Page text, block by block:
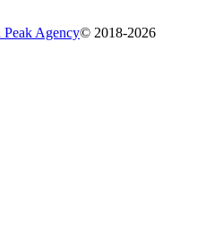
Peak Agency© 2018-2026